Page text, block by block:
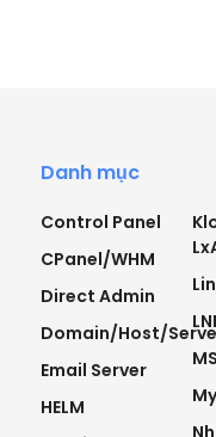
Danh mục
Control Panel
CPanel/WHM
Direct Admin
Domain/Host/
Email Server
HELM